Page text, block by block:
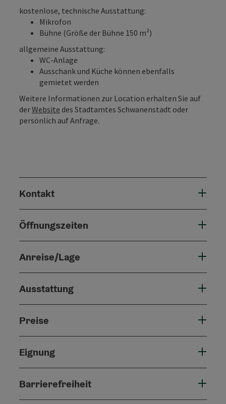
kostenlose, technische Ausstattung:
Mikrofon
Bühne (Größe der Bühne 150 m²)
allgemeine Ausstattung:
WC-Anlage
Ausschank und Küche können ebenfalls
gemietet werden
Weitere Informationen zur Location erhalten Sie auf
derWebsite des Stadtamtes Schwanenstadt oder
persönlich auf Anfrage.
Kontakt
Öffnungszeiten
Anreise/Lage
Ausstattung
Preise
Eignung
Barrierefreiheit